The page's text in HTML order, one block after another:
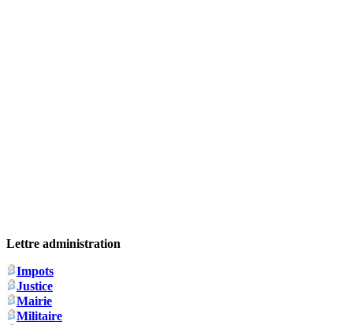
Lettre administration
Impots
Justice
Mairie
Militaire